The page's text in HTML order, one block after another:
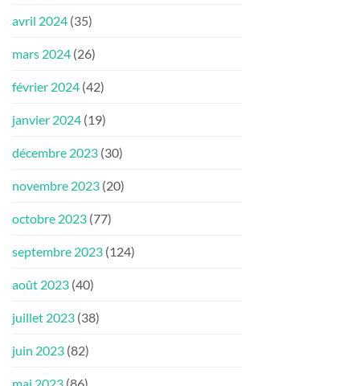
avril 2024 (35)
mars 2024 (26)
février 2024 (42)
janvier 2024 (19)
décembre 2023 (30)
novembre 2023 (20)
octobre 2023 (77)
septembre 2023 (124)
août 2023 (40)
juillet 2023 (38)
juin 2023 (82)
mai 2023 (86)